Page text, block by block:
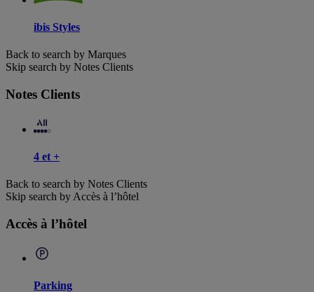
ibis Styles
Back to search by Marques
Skip search by Notes Clients
Notes Clients
4 et +
Back to search by Notes Clients
Skip search by Accès à l’hôtel
Accès à l’hôtel
Parking